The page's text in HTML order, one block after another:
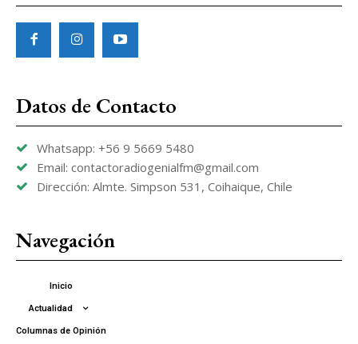
Datos de Contacto
Whatsapp: +56 9 5669 5480
Email: contactoradiogenialfm@gmail.com
Dirección: Almte. Simpson 531, Coihaique, Chile
Navegación
Inicio
Actualidad
Columnas de Opinión